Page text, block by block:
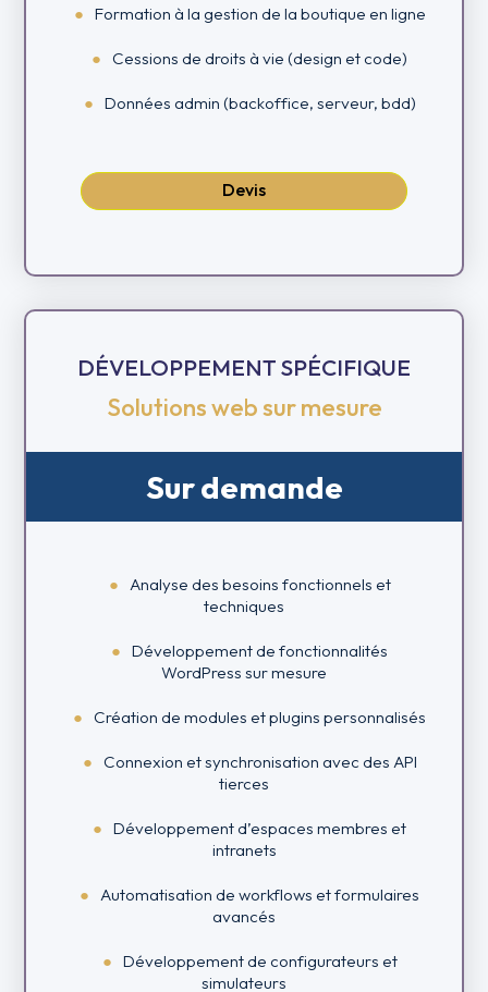
Formation à la gestion de la boutique en ligne
Cessions de droits à vie (design et code)
Données admin (backoffice, serveur, bdd)
Devis
DÉVELOPPEMENT SPÉCIFIQUE
Solutions web sur mesure
Sur demande
Analyse des besoins fonctionnels et
techniques
Développement de fonctionnalités
WordPress sur mesure
Création de modules et plugins personnalisés
Connexion et synchronisation avec des API
tierces
Développement d’espaces membres et
intranets
Automatisation de workflows et formulaires
avancés
Développement de configurateurs et
simulateurs